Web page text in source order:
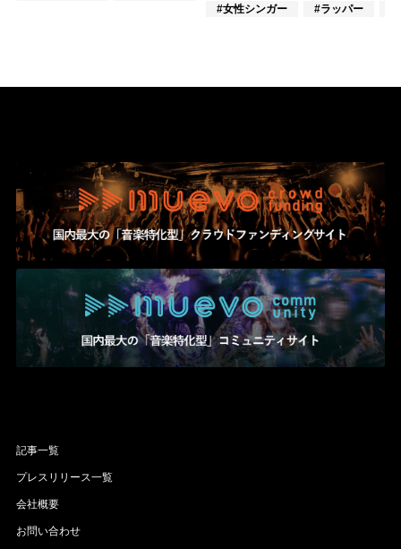
#女性シンガー
#ラッパー
記事一覧
プレスリリース一覧
会社概要
お問い合わせ